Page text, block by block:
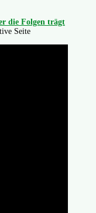
die Folgen trägt
Seite